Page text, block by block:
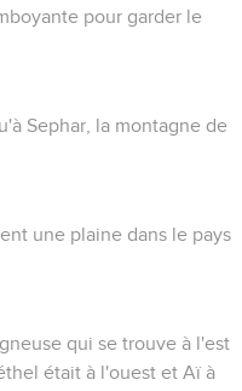
pour garder le
Sephar, la montagne de
une plaine dans le pays
qui se trouve à l'est
était à l'ouest et Aï à